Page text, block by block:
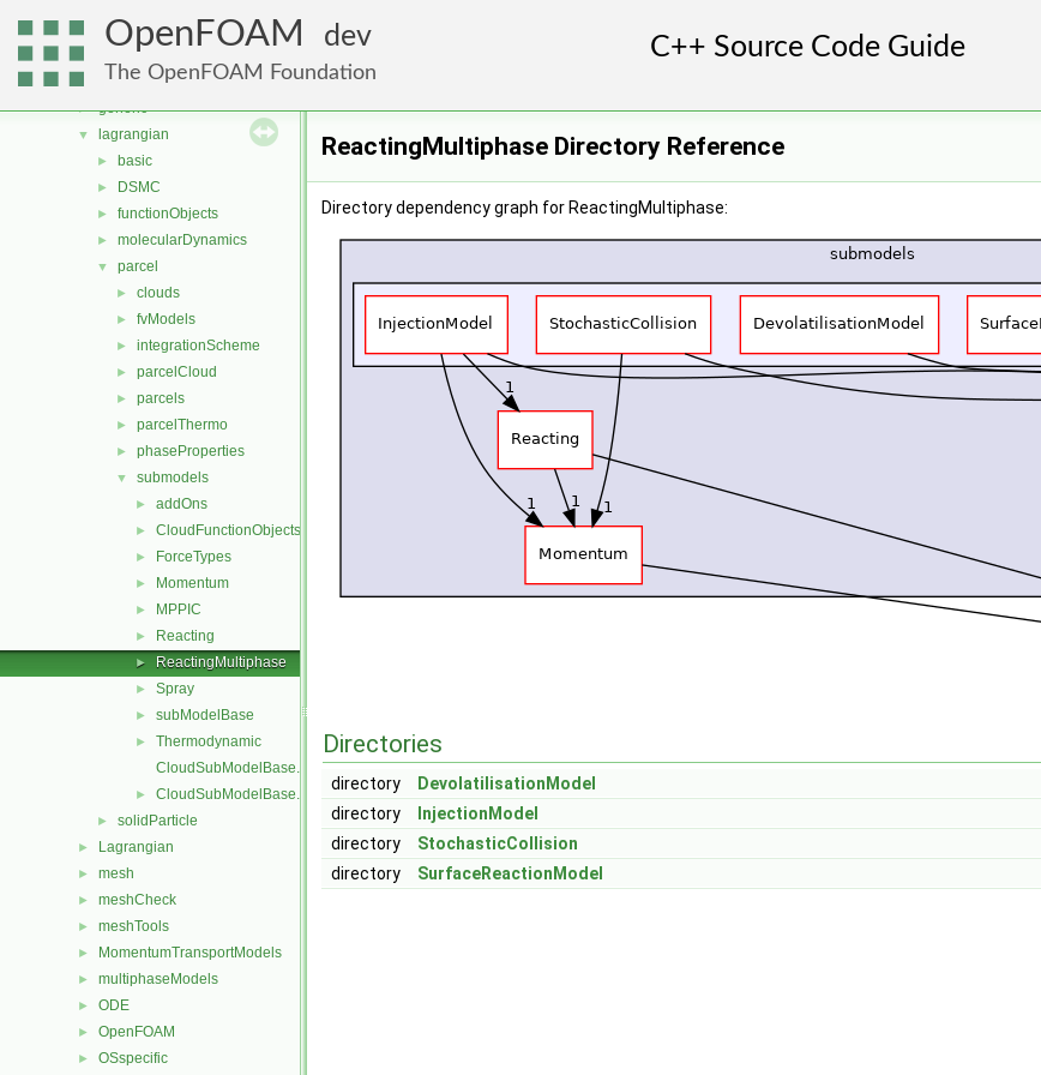
OpenFOAM dev
The OpenFOAM Foundation
fvMeshStitchers
fvMeshTopoChangers
fvModels
► generic
▼ lagrangian
► basic
► DSMC
► functionObjects
► molecularDynamics
▼ parcel
► clouds
► fvModels
► integrationScheme
► parcelCloud
► parcels
► parcelThermo
► phaseProperties
▼ submodels
► addOns
► CloudFunctionObjects
► ForceTypes
► Momentum
► MPPIC
► Reacting
► ReactingMultiphase
► Spray
► subModelBase
►
Thermodynamic
CloudSubModelBase.C
► CloudSubModelBase.H
► solidParticle
► Lagrangian
► mesh
► meshCheck
► meshTools
► MomentumTransportModels
► multiphaseModels
► ODE
► OpenFOAM
► OSspecific
ReactingMultiphase Directory Reference
Directory dependency graph for ReactingMultiphase:
Directories
directory
DevolatilisationModel
directory
InjectionModel
directory
StochasticCollision
directory
SurfaceReactionModel